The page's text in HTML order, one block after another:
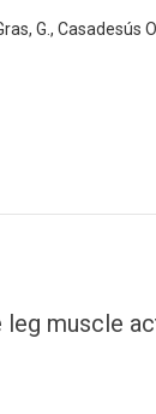
G., Casadesús
muscle